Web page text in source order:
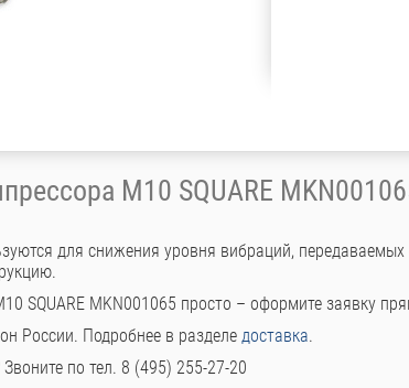
M10 SQUARE
для снижения уровня вибраций,
SQUARE MKN001065 просто – оформите заявку
России. Подробнее в разделе доставка.
по тел. 8 (495) 255-27-20